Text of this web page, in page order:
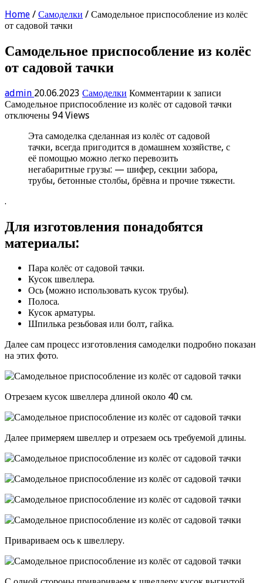
Home / Самоделки / Самодельное приспособление из колёс
от садовой тачки
Самодельное приспособление из колёс
от садовой тачки
admin 20.06.2023 Самоделки Комментарии к записи
Самодельное приспособление из колёс от садовой тачки
отключены 94 Views
Эта самоделка сделанная из колёс от садовой
тачки, всегда пригодится в домашнем хозяйстве, с
её помощью можно легко перевозить
негабаритные грузы: — шифер, секции забора,
трубы, бетонные столбы, брёвна и прочие тяжести.
.
Для изготовления понадобятся
материалы:
Пара колёс от садовой тачки.
Кусок швеллера.
Ось (можно использовать кусок трубы).
Полоса.
Кусок арматуры.
Шпилька резьбовая или болт, гайка.
Далее сам процесс изготовления самоделки подробно показан
на этих фото.
Отрезаем кусок швеллера длиной около 40 см.
Далее примеряем швеллер и отрезаем ось требуемой длины.
Привариваем ось к швеллеру.